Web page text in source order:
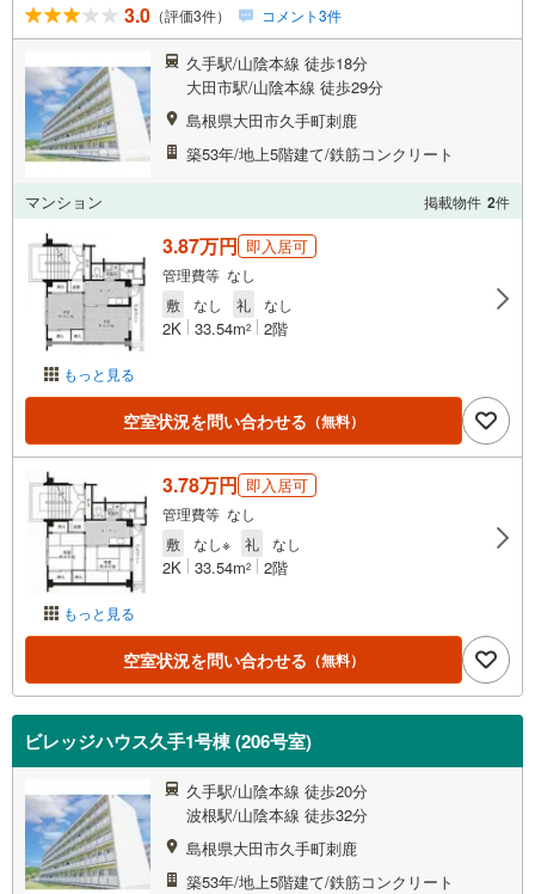
3.0 （評価3件） コメント3件
久手駅/山陰本線 徒歩18分
大田市駅/山陰本線 徒歩29分
島根県大田市久手町刺鹿
築53年/地上5階建て/鉄筋コンクリート
マンション 掲載物件 2件
もっと見る
3.87万円 即入居可
管理費等 なし
敷
なし 礼 なし
2K 33.54m2 2階
空室状況を問い合わせる （無料）
もっと見る
3.78万円 即入居可
管理費等 なし
敷
なし※ 礼 なし
2K 33.54m2 2階
空室状況を問い合わせる （無料）
ビレッジハウス久手1号棟 (206号室)
久手駅/山陰本線 徒歩20分
波根駅/山陰本線 徒歩32分
島根県大田市久手町刺鹿
築53年/地上5階建て/鉄筋コンクリート